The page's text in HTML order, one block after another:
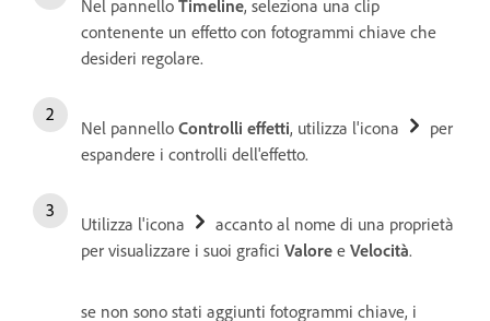
Nel pannello Timeline, seleziona una clip
contenente un effetto con fotogrammi chiave che
desideri regolare.
Nel pannello Controlli effetti, utilizza l'icona
per
espandere i controlli dell'effetto.
Utilizza l'icona
accanto al nome di una proprietà
per visualizzare i suoi grafici Valore e Velocità.
se non sono stati aggiunti fotogrammi chiave, i